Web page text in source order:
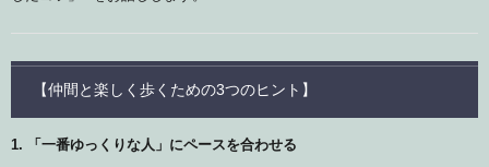
【仲間と楽しく歩くための3つのヒント】
1. 「一番ゆっくりな人」にペースを合わせる